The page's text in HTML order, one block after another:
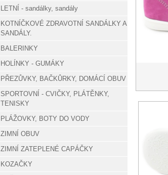
LETNÍ - sandálky, sandály
KOTNÍČKOVÉ ZDRAVOTNÍ SANDÁLKY A
SANDÁLY.
BALERINKY
HOLÍNKY - GUMÁKY
PŘEZŮVKY, BAČKŮRKY, DOMÁCÍ OBUV
SPORTOVNÍ - CVIČKY, PLÁTĚNKY,
TENISKY
PLÁŽOVKY, BOTY DO VODY
ZIMNÍ OBUV
ZIMNÍ ZATEPLENÉ CAPÁČKY
KOZAČKY